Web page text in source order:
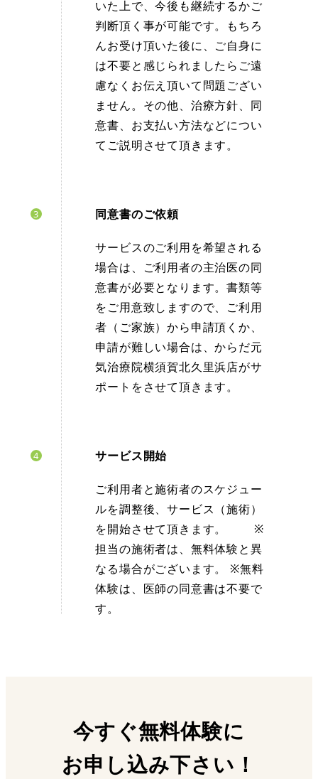
いた上で、今後も継続するかご
判断頂く事が可能です。もちろ
んお受け頂いた後に、ご自身に
は不要と感じられましたらご遠
慮なくお伝え頂いて問題ござい
ません。その他、治療方針、同
意書、お支払い方法などについ
てご説明させて頂きます。
同意書のご依頼
サービスのご利用を希望される
場合は、ご利用者の主治医の同
意書が必要となります。書類等
をご用意致しますので、ご利用
者（ご家族）から申請頂くか、
申請が難しい場合は、からだ元
気治療院横須賀北久里浜店がサ
ポートをさせて頂きます。
サービス開始
ご利用者と施術者のスケジュー
ルを調整後、サービス（施術）
を開始させて頂きます。 ※
担当の施術者は、無料体験と異
なる場合がございます。 ※無料
体験は、医師の同意書は不要で
す。
今すぐ無料体験に
お申し込み下さい！